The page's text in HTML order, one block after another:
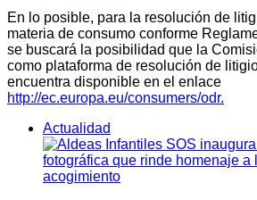
En lo posible, para la resolución de
materia de consumo conforme
se buscará la posibilidad que la
como plataforma de resolución de
encuentra disponible en el enlace
http://ec.europa.eu/consumers/odr.
Actualidad